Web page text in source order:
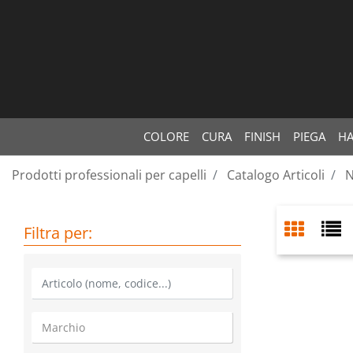
COLORE CURA FINISH PIEGA
Prodotti professionali per capelli Catalogo Articoli
Filtra per: